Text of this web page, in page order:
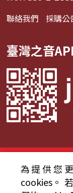
聯絡我們 採購公
臺灣之音
© 2024財
資通安全政
為提供您
cookies。